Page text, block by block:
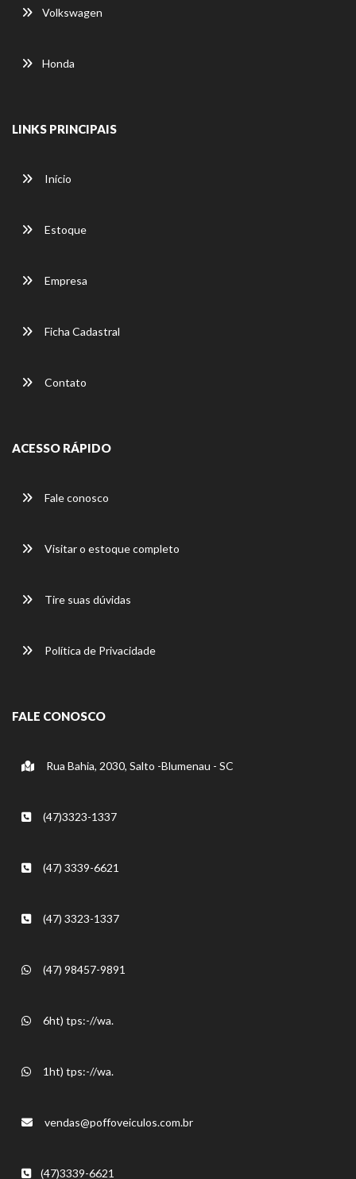
Volkswagen
Honda
LINKS PRINCIPAIS
Início
Estoque
Empresa
Ficha Cadastral
Contato
ACESSO RÁPIDO
Fale conosco
Visitar o estoque completo
Tire suas dúvidas
Política de Privacidade
FALE CONOSCO
Rua Bahia, 2030, Salto -Blumenau - SC
(47)3323-1337
(47) 3339-6621
(47) 3323-1337
(47) 98457-9891
6ht) tps:-//wa.
1ht) tps:-//wa.
vendas@poffoveiculos.com.br
(47)3339-6621